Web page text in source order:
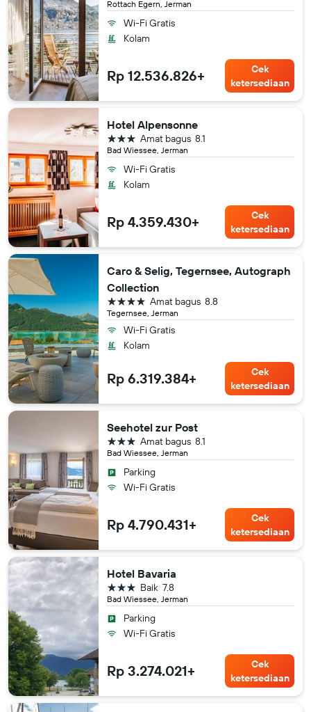
Rottach Egern, Jerman
Wi-Fi Gratis
Kolam
Rp 12.536.826+
Cek
ketersediaan
Hotel Alpensonne
Bad Wiessee, Jerman
8.1
Amat bagus
bintang 3
Wi-Fi Gratis
Kolam
Rp 4.359.430+
Cek
ketersediaan
Caro & Selig, Tegernsee, Autograph
Collection
Tegernsee, Jerman
8.8
Amat bagus
bintang 4
Wi-Fi Gratis
Kolam
Rp 6.319.384+
Cek
ketersediaan
Seehotel zur Post
Bad Wiessee, Jerman
8.1
Amat bagus
bintang 3
Parking
Wi-Fi Gratis
Rp 4.790.431+
Cek
ketersediaan
Hotel Bavaria
Bad Wiessee, Jerman
7.8
Baik
bintang 3
Parking
Wi-Fi Gratis
Rp 3.274.021+
Cek
ketersediaan